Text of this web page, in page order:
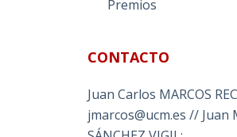
Premios
CONTACTO
Juan Carlos MARCOS
jmarcos@ucm.es // Juan